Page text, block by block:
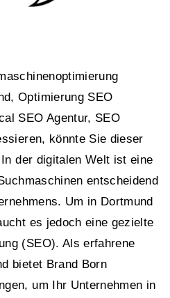
Optimierung SEO
SEO Agentur, SEO
könnte Sie dieser
der digitalen Welt ist eine
entscheidend
Um in Dortmund
es jedoch eine gezielte
(SEO). Als erfahrene
bietet Brand Born
um Ihr Unternehmen in